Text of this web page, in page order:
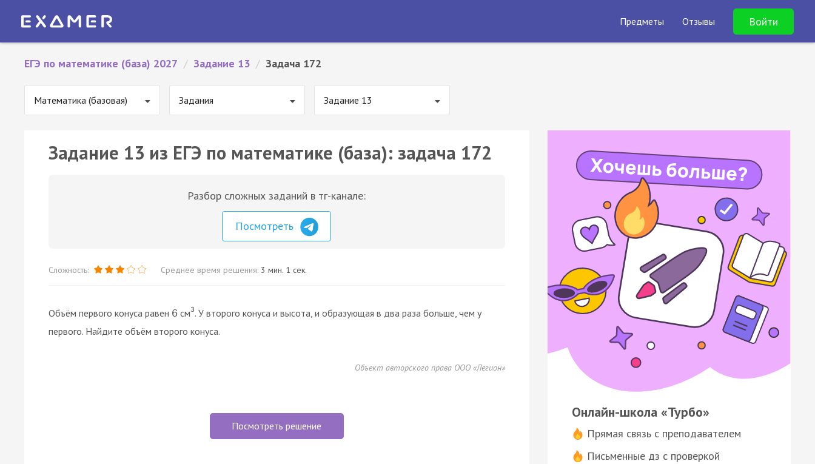
Предметы Отзывы Войти
ЕГЭ по математике (база) 2027 / Задание 13 / Задача 172
Математика (базовая) Задания Задание 13
Задание 13 из ЕГЭ по математике (база): задача 172
Разбор сложных заданий в тг-канале:
Посмотреть
Сложность: Среднее время решения: 3 мин. 1 сек.
Объём первого конуса равен 6 см3. У второго конуса и высота, и образующая в два раза больше, чем у
первого. Найдите объём второго конуса.
Объект авторского права ООО «Легион»
Посмотреть решение
Онлайн-школа «Турбо»
Прямая связь с преподавателем
Письменные дз с проверкой